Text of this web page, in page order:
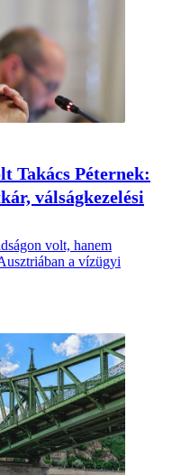
Takács Péternek:
válságkezelési
volt, hanem
a vízügyi